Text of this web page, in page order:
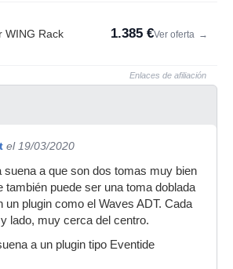
WING Rack 1.385 €Ver oferta →
Enlaces de afiliación
el 19/03/2020
suena a que son dos tomas muy bien
también puede ser una toma doblada
un plugin como el Waves ADT. Cada
lado, muy cerca del centro.
a un plugin tipo Eventide